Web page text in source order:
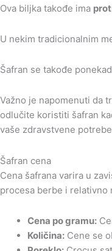
Ova biljka takođe ima
U nekim tradicionalnim
Šafran se takođe
Važno je napomenuti da
odlučite koristiti šafran
vaše zdravstvene
Šafran cena
Cena šafrana varira u
procesa berbe i relativno
Cena po gramu:
Količina: Cene se